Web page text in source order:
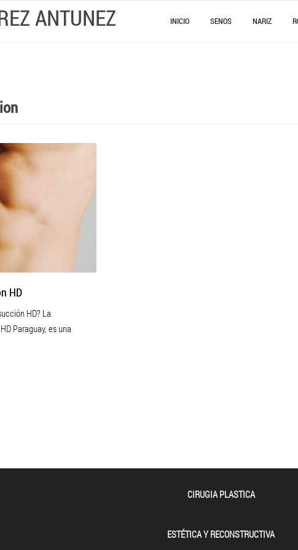
ANTUNEZ INICIO SENOS NARIZ
HD
HD? La
Paraguay, es una
CIRUGIA PLASTICA
ESTÉTICA Y RECONSTRUCTIVA